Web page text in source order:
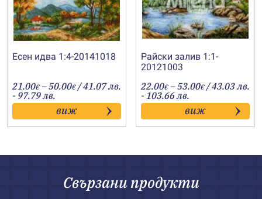
Есен идва 1:4-20141018
21.00€ –50.00€Price
range:
21.00€
through
50.00€
/ 41.07 лв.
- 97.79 лв.
виж
Райски залив 1:1-
20121003
22.00€ –53.00€Price
range:
22.00€
through
53.00€
/ 43.03 лв.
- 103.66 лв.
виж
Свързани продукти